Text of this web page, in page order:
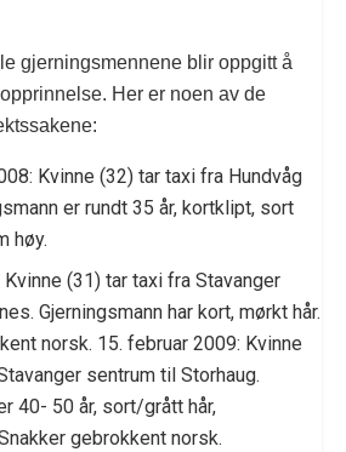
gjerningsmennene blir oppgitt å
Her er noen av de
Kvinne (32) tar taxi fra Hundvåg
er rundt 35 år, kortklipt, sort
høy.
(31) tar taxi fra Stavanger
Gjerningsmann har kort, mørkt hår.
norsk. 15. februar 2009: Kvinne
sentrum til Storhaug.
40- 50 år, sort/grått hår,
gebrokkent norsk.